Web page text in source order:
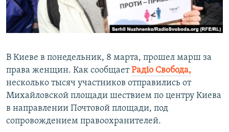
ПОБЕДИТЕЛЕЙ НЕ СУДЯТ?
КРЫМ.НЕПОКОРЕННЫЙ
УКРАИНСКАЯ ПРОБЛЕМА КРЫМА
ПРИСОЕДИНЯЙТЕСЬ!
В Киеве в понедельник, 8 марта, прошел марш за
права женщин. Как сообщаетРадіо Свобода,
несколько тысяч участников отправились от
Михайловской площади шествием по центру Киева
в направлении Почтовой площади, под
сопровождением правоохранителей.